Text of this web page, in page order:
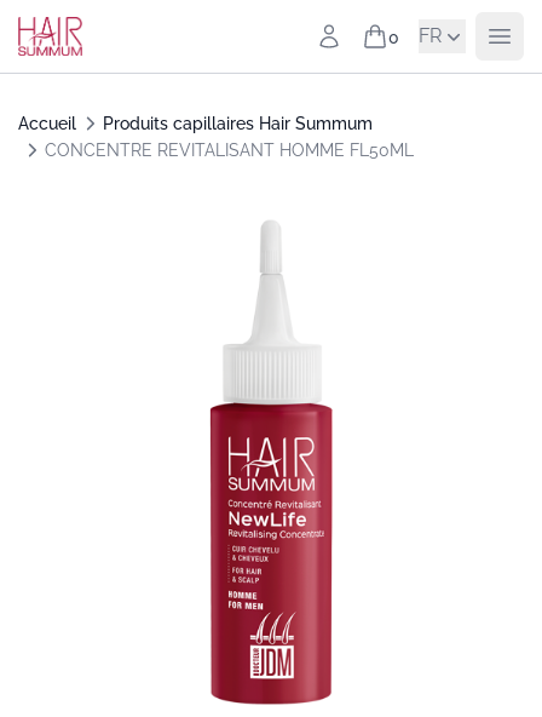
Mon compte
0 FR
Accueil
Produits capillaires Hair Summum
CONCENTRE REVITALISANT HOMME FL50ML
Panneau de gestion des cookies